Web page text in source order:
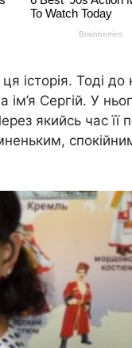
історія. Тоді
ім’я Сергій. У
якийсь час її